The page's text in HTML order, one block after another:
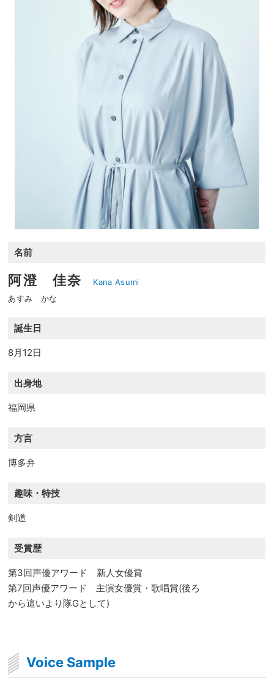
名前
阿澄 佳奈
Kana Asumi
あすみ かな
誕生日
8月12日
出身地
福岡県
方言
博多弁
趣味・特技
剣道
受賞歴
第3回声優アワード 新人女優賞
第7回声優アワード 主演女優賞・歌唱賞(後ろ
から這いより隊Gとして)
Voice Sample